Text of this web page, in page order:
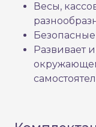
Весы,
Развивает